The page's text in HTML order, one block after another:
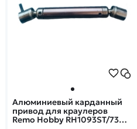
Алюминиевый карданный
привод для краулеров
Remo Hobby RH1093ST/73SJ